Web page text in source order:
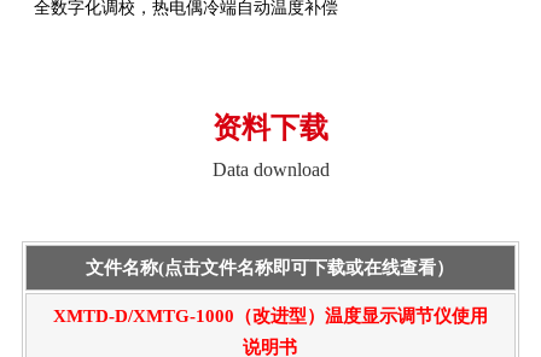
全数字化调校，热电偶冷端自动温度补偿
资料下载
Data download
文件名称(点击文件名称即可下载或在线查看）
XMTD-D/XMTG-1000（改进型）温度显示调节仪使用
说明书